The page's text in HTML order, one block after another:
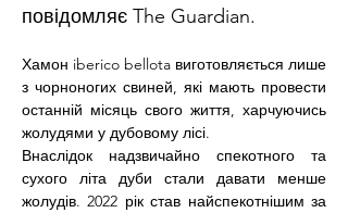
повідомляє The Guardian.
Хамон iberico bellota виготовляється лише
з чорноногих свиней, які мають провести
останній місяць свого життя, харчуючись
жолудями у дубовому лісі.
Внаслідок надзвичайно спекотного та
сухого літа дуби стали давати менше
жолудів. 2022 рік став найспекотнішим за